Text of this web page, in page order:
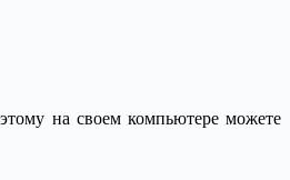
на своем компьютере можете